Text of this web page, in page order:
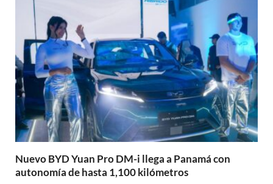
Nuevo BYD Yuan Pro DM-i llega a Panamá con
autonomía de hasta 1,100 kilómetros